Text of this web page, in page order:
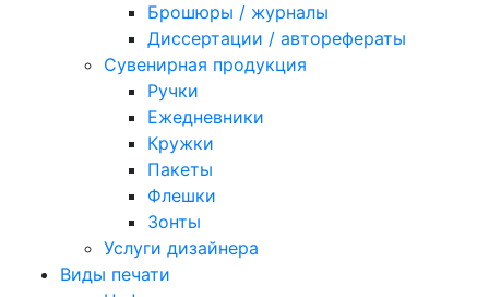
Брошюры / журналы
Диссертации / авторефераты
Сувенирная продукция
Ручки
Ежедневники
Кружки
Пакеты
Флешки
Зонты
Услуги дизайнера
Виды печати